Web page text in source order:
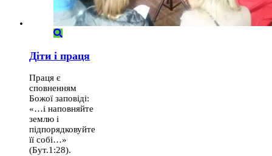
Діти і праця
Праця є
сповненням
Божої заповіді:
«…і наповняйте
землю і
підпорядковуйте
її собі…»
(Бут.1:28).